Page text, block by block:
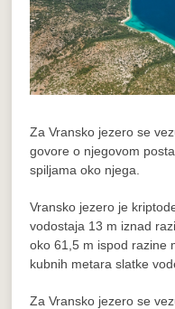
Za Vransko jezero se
govore o njegovom
spiljama oko njega.
Vransko jezero je
vodostaja 13 m iznad
oko 61,5 m ispod razine
kubnih metara slatke
Za Vransko jezero se